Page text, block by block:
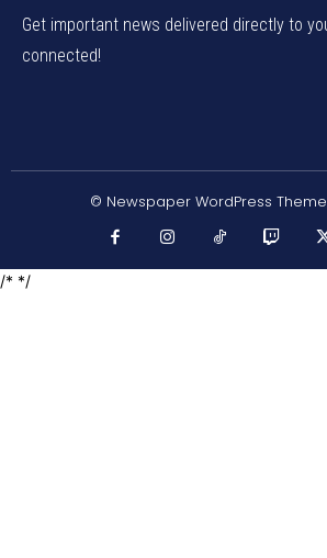
Get important news delivered directly to
connected!
© Newspaper WordPress
/* */